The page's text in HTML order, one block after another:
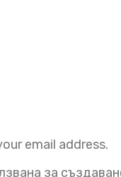
email address.
за